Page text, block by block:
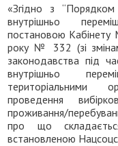
«Згідно з
внутрішньо
постановою Кабінету
року № 332 (зі
законодавства під
внутрішньо
територіальними
проведення
проживання/
про що
встановленою